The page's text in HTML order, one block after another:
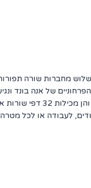
מחברות שורה
של אנה בונד
עם עיטור המודפס
לעבודה או לכל